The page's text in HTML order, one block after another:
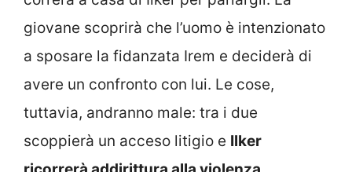
giovane scoprirà che l’uomo è intenzionato
a sposare la fidanzata Irem e deciderà di
avere un confronto con lui. Le cose,
tuttavia, andranno male: tra i due
scoppierà un acceso litigio e Ilker